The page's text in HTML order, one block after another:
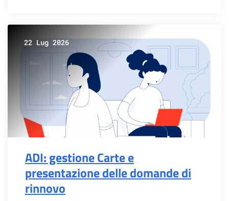
22 Lug 2026
ADI: gestione Carte e
presentazione delle domande di
rinnovo